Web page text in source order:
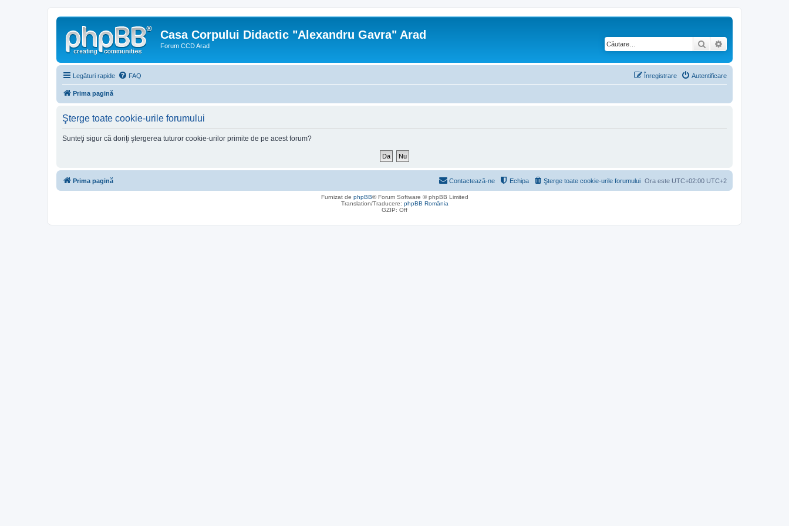
Casa Corpului Didactic "Alexandru Gavra" Arad
Forum CCD Arad Căutare
Legături rapide FAQ Autentificare
Înregistrare
Prima pagină
Şterge toate cookie-urile forumului
Sunteţi sigur că doriţi ştergerea tuturor cookie-urilor primite de pe acest forum?
Prima pagină Ora este UTC+02:00 UTC+2
Şterge toate cookie-urile forumului
Echipa
Contactează-ne
Furnizat de phpBB® Forum Software © phpBB Limited
Translation/Traducere: phpBB România
GZIP: Off